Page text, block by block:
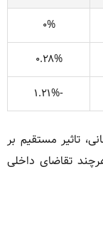
۰%
۰.۲۸%
-۱.۲۱%
تاثیر مستقیم بر
تقاضای داخلی